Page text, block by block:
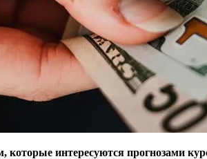
которые интересуются прогнозами